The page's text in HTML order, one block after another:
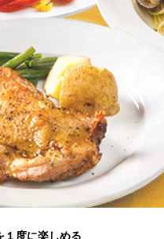
１度に楽しめる